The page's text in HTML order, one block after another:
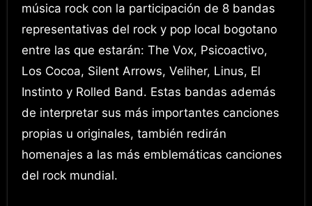
música rock con la participación de 8 bandas
representativas del rock y pop local bogotano
entre las que estarán: The Vox, Psicoactivo,
Los Cocoa, Silent Arrows, Veliher, Linus, El
Instinto y Rolled Band. Estas bandas además
de interpretar sus más importantes canciones
propias u originales, también redirán
homenajes a las más emblemáticas canciones
del rock mundial.